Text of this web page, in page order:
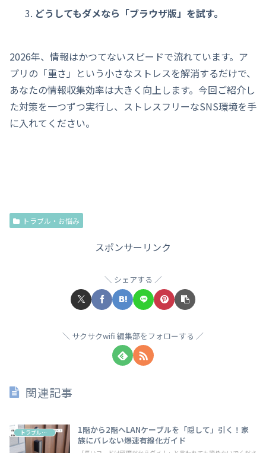
どうしてもダメなら「ブラウザ版」を試す。
2026年、情報はかつてないスピードで流れています。ア
プリの「重さ」という小さなストレスを解消するだけで、
あなたの情報収集効率は大きく向上します。今回ご紹介し
た対策を一つずつ実行し、ストレスフリーなSNS環境を手
に入れてください。
トラブル・お悩み
スポンサーリンク
シェアする
サクサクwifi 編集部をフォローする
関連記事
トラブル・お悩み
1階から2階へLANケーブルを「隠して」引く！家
族にバレない爆速有線化ガイド